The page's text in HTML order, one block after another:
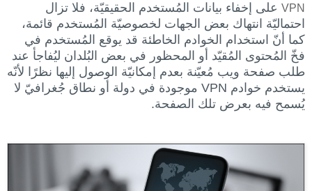
VPN على إخفاء بيانات المُستخدم الحقيقيّة، فلا تزال
احتماليّة انتهاك بعض الجهات لخصوصيّة المُستخدم قائمة،
كما أنّ استخدام الخوادم الخاطئة قد يوقع المُستخدم في
فخّ المُحتوى المُقيّد أو المحظور في بعض البُلدان ليُفاجأ عند
طلب صفحة ويب مُعيّنة بعدم إمكانيّة الوصول إليها نظرًا لأنّه
يستخدم خوادم VPN موجودة في دولة أو نطاق جُغرافيّ لا
يُسمح فيه بعرض تلك الصفحة.